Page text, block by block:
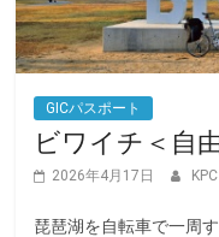
GICパスポート
ビワイチ＜自
2026年4月17日 KPC
琵琶湖を自転車で一周